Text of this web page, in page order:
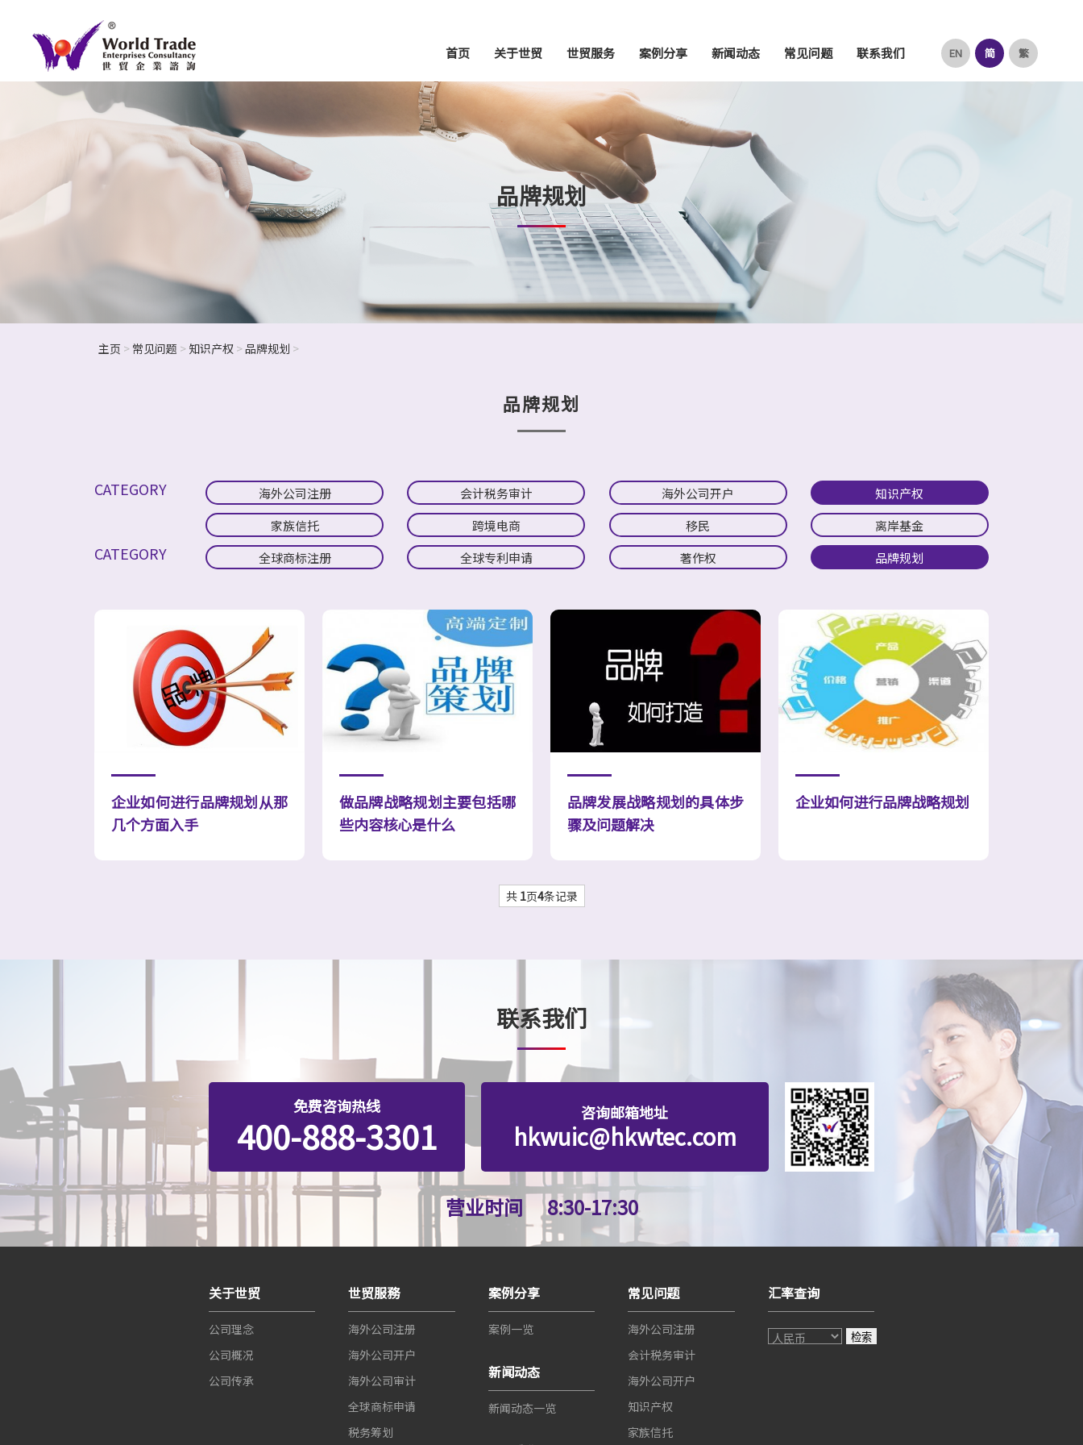
首页 关于世贸 世贸服务 案例分享 新闻动态 常见问题 联系我们 EN 简 繁
品牌规划
主页 > 常见问题 > 知识产权 >品牌规划 >
品牌规划
CATEGORY 海外公司注册 会计税务审计 海外公司开户
知识产权
家族信托
跨境电商 移民 离岸基金
CATEGORY 全球商标注册 全球专利申请 著作权 品牌规划
企业如何进行品牌规划从那
几个方面入手
做品牌战略规划主要包括哪
些内容核心是什么
品牌发展战略规划的具体步
骤及问题解决
企业如何进行品牌战略规划
共 1页4条记录
联系我们
免费咨询热线
400-888-3301
咨询邮箱地址
hkwuic@hkwtec.com
营业时间 8:30-17:30
关于世贸
公司理念
公司概况
公司传承
世贸服務
海外公司注册
海外公司开户
海外公司审计
全球商标申请
税务筹划
案例分享
案例一览
新闻动态
新闻动态一览
常见问题
海外公司注册
会计税务审计
海外公司开户
知识产权
家族信托
汇率查询
检索